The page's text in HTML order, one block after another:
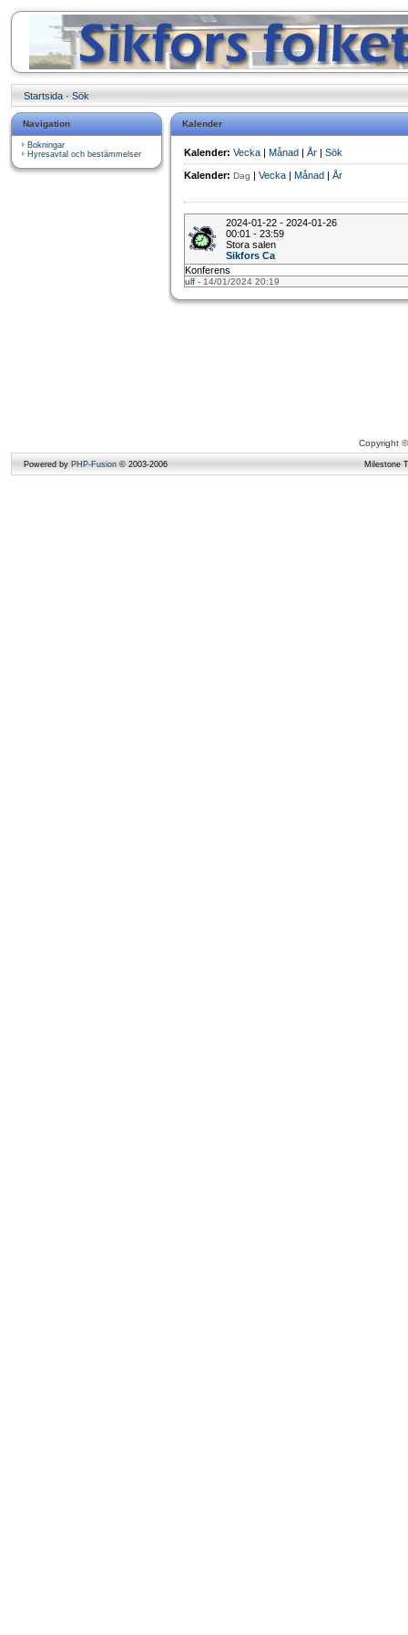
Startsida · Sök
Navigation
Bokningar
Hyresavtal och bestämmelser
Kalender
Kalender: Vecka | Månad | År | Sök
Kalender: Dag | Vecka | Månad | År
2024-01-22 - 2024-01-26
00:01 - 23:59
Stora salen
Sikfors Ca
Konferens
ulf - 14/01/2024 20:19
Copyright
Powered by PHP-Fusion © 2003-2006 Milestone